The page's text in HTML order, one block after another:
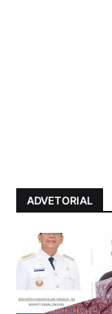
ADVETORIAL